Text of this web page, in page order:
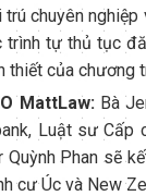
chuyên
trình tự thủ tục
thiết của chương
MattLaw: Bà
Luật sư
Quỳnh Phan sẽ
cư Úc và New